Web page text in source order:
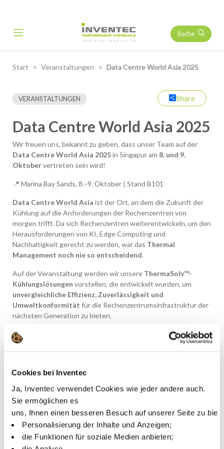
Cookies bei Inventec
Ja, Inventec verwendet Cookies wie jeder andere auch.
Sie ermöglichen es
uns, Ihnen einen besseren Besuch auf unserer Seite zu
Personalisierung der Inhalte und Anzeigen;
die Funktionen für soziale Medien anbieten;
Main Navigation Suche
Start Veranstaltungen Data Centre World Asia 2025
VERANSTALTUNGEN Share
Data Centre World Asia 2025
Wir freuen uns, bekannt zu geben, dass unser Team auf der
Data Centre World Asia 2025in Singapur am 8. und 9.
Oktobervertreten sein wird!
📍 Marina Bay Sands, 8.–9. Oktober | Stand B101
Data Centre World Asia ist der Ort, an dem die Zukunft der
Kühlung auf die Anforderungen der Rechenzentren von
morgen trifft. Da sich Rechenzentren weiterentwickeln, um den
Herausforderungen von KI, Edge Computing und
Nachhaltigkeit gerecht zu werden, war das Thermal
Management noch nie so entscheidend.
Auf der Veranstaltung werden wir unsere ThermaSolv™-
Kühlungslösungen vorstellen, die entwickelt wurden, um
unvergleichliche Effizienz, Zuverlässigkeit und
Umweltkonformität für die Rechenzentrumsinfrastruktur der
nächsten Generation zu bieten.
: Erfahren Sie,
wie ThermaSolv™ die thermische Leistung optimiert, den
Nachhaltigkeit in der Praxis : Unsere Lösungen stehen im
Einklang mit Initiativen für grüne Rechenzentren und helfen
Betreibern, gesetzliche Anforderungen zu erfüllen, ohne die
Leistung zu beeinträchtigen.
Maßgeschneiderte Expertise: Tauschen Sie sich mit
unserem Team aus, um zu erfahren, wie ThermaSolv™